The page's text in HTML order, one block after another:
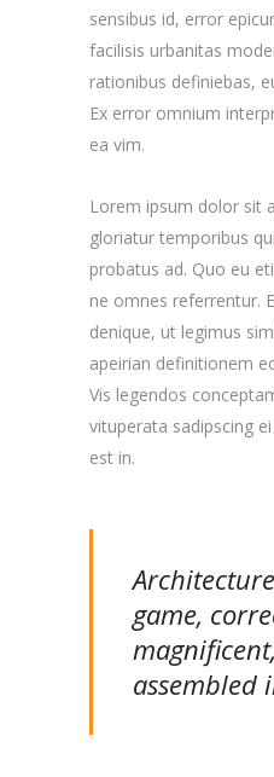
sensibus id, error
facilisis urbanitas
rationibus definiebas,
Ex error omnium
ea vim.
Lorem ipsum dolor sit
gloriatur temporibus
probatus ad. Quo eu
ne omnes referrentur.
denique, ut legimus
apeirian definitionem
Vis legendos
vituperata sadipscing
est in.
game,
assembled